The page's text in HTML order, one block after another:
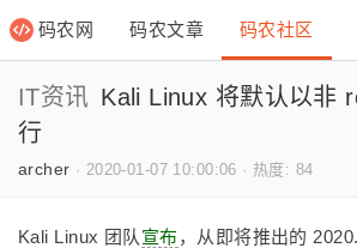
码农网 码农文章 码农社区
IT资讯 Kali Linux 将默认以非
行
archer · 2020-01-07 10:00:06 · 热度: 84
Kali Linux 团队 宣布，从即将推出的